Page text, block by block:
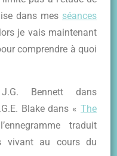
dans mes séances
je vais maintenant
comprendre à quoi
Bennett dans
Blake dans «The
traduit
vivant au cours du